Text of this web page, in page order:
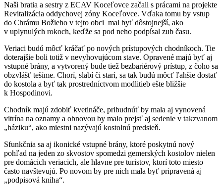
Naši bratia a sestry z ECAV Koceľovce začali s prácami na projekte
Revitalizácia oddychovej zóny Koceľovce. Vďaka tomu by vstup
do Chrámu Božieho v tejto obci mal byť dôstojnejší, ako
v uplynulých rokoch, keďže sa pod neho podpísal zub času.
Veriaci budú môcť kráčať po nových prístupových chodníkoch. Tie
doterajšie boli totiž v nevyhovujúcom stave. Opravené majú byť aj
vstupné brány, a vytvorený bude tiež bezbariérový prístup, z čoho sa
obzvlášť tešíme. Chorí, slabí či starí, sa tak budú môcť ľahšie dostať
do kostola a byť tak prostredníctvom modlitieb ešte bližšie
k Hospodinovi.
Chodník majú zdobiť kvetináče, pribudnúť by mala aj vynovená
vitrína na oznamy a obnovou by malo prejsť aj sedenie v takzvanom
„háziku“, ako miestni nazývajú kostolnú predsieň.
Sfunkčnia sa aj ikonické vstupné brány, ktoré poskytnú nový
pohľad na jeden zo skvostov spomedzi gemerských kostolov nielen
pre domácich veriacich, ale hlavne pre turistov, ktorí toto miesto
často navštevujú. Po novom by pre nich mala byť pripravená aj
„podpisová kniha“.